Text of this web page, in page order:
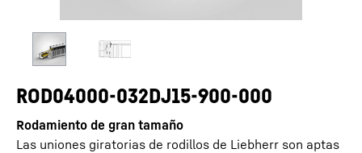
ROD04000-032DJ15-900-000
Rodamiento de gran tamaño
Las uniones giratorias de rodillos de Liebherr son aptas